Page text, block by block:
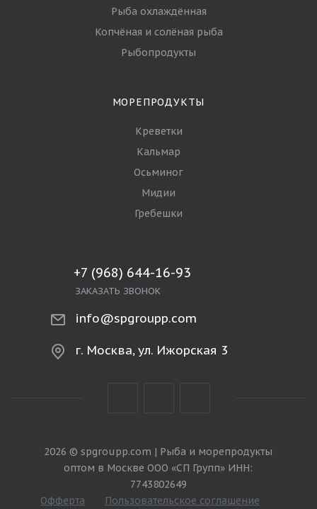
Рыба охлаждённая
Копчёная и солёная рыба
Рыбопродукты
МОРЕПРОДУКТЫ
Креветки
Кальмар
Осьминог
Мидии
Гребешки
+7 (968) 644-16-93
ЗАКАЗАТЬ ЗВОНОК
info@spgroupp.com
г. Москва, ул. Ижорская 3
2026 © spgroupp.com | Рыба и морепродукты
оптом в Москве ООО «СП Групп» ИНН:
7743802649
Офферта
Пользовательское соглашение